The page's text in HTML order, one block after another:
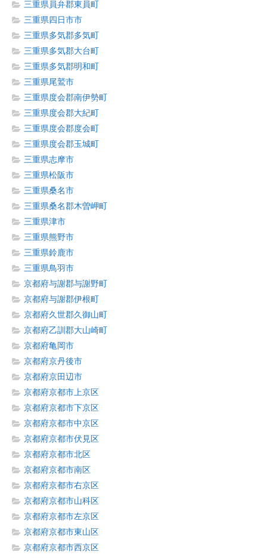
三重県員弁郡東員町
三重県四日市市
三重県多気郡多気町
三重県多気郡大台町
三重県多気郡明和町
三重県尾鷲市
三重県度会郡南伊勢町
三重県度会郡大紀町
三重県度会郡度会町
三重県度会郡玉城町
三重県志摩市
三重県松阪市
三重県桑名市
三重県桑名郡木曽岬町
三重県津市
三重県熊野市
三重県鈴鹿市
三重県鳥羽市
京都府与謝郡与謝野町
京都府与謝郡伊根町
京都府久世郡久御山町
京都府乙訓郡大山崎町
京都府亀岡市
京都府京丹後市
京都府京田辺市
京都府京都市上京区
京都府京都市下京区
京都府京都市中京区
京都府京都市伏見区
京都府京都市北区
京都府京都市南区
京都府京都市右京区
京都府京都市山科区
京都府京都市左京区
京都府京都市東山区
京都府京都市西京区